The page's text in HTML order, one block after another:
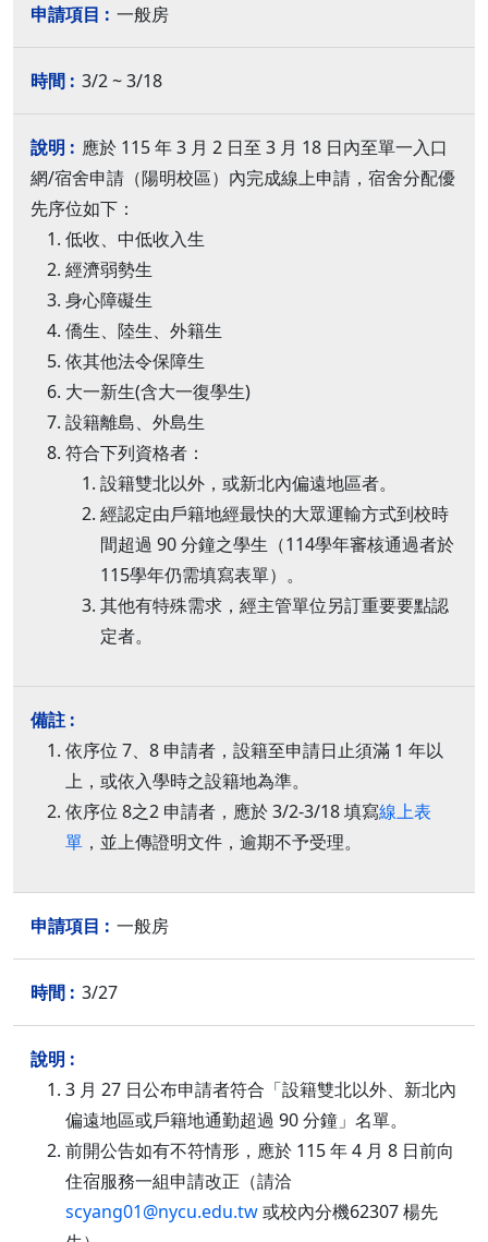
一般房
3/2 ~ 3/18
應於 115 年 3 月 2 日至 3 月 18 日內至單一入口
網/宿舍申請（陽明校區）內完成線上申請，宿舍分配優
先序位如下：
低收、中低收入生
經濟弱勢生
身心障礙生
僑生、陸生、外籍生
依其他法令保障生
大一新生(含大一復學生)
設籍離島、外島生
符合下列資格者：
設籍雙北以外，或新北內偏遠地區者。
經認定由戶籍地經最快的大眾運輸方式到校時
間超過 90 分鐘之學生（114學年審核通過者於
115學年仍需填寫表單）。
其他有特殊需求，經主管單位另訂重要要點認
定者。
依序位 7、8 申請者，設籍至申請日止須滿 1 年以
上，或依入學時之設籍地為準。
依序位 8之2 申請者，應於 3/2-3/18 填寫線上表
單 ，並上傳證明文件，逾期不予受理。
一般房
3/27
3 月 27 日公布申請者符合「設籍雙北以外、新北內
偏遠地區或戶籍地通勤超過 90 分鐘」名單。
前開公告如有不符情形，應於 115 年 4 月 8 日前向
住宿服務一組申請改正（請洽
scyang01@nycu.edu.tw或校內分機62307 楊先